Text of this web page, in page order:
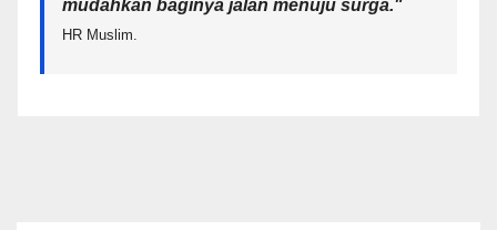
mudahkan baginya jalan menuju surga."
HR Muslim.